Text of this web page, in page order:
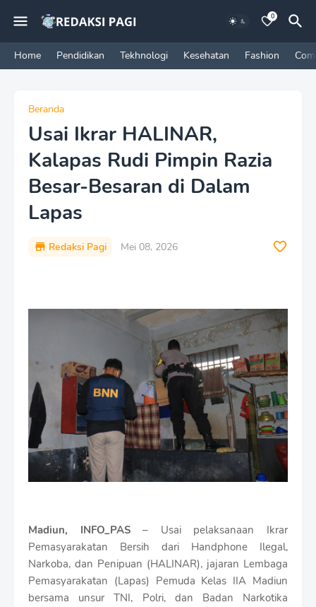
0
Home Pendidikan Tekhnologi Kesehatan Fashion
Beranda
Usai Ikrar HALINAR,
Kalapas Rudi Pimpin Razia
Besar-Besaran di Dalam
Lapas
Redaksi Pagi Mei 08, 2026
Madiun, INFO_PAS– Usai pelaksanaan Ikrar
Pemasyarakatan Bersih dari Handphone Ilegal,
Narkoba, dan Penipuan (HALINAR), jajaran Lembaga
Pemasyarakatan (Lapas) Pemuda Kelas IIA Madiun
bersama unsur TNI, Polri, dan Badan Narkotika
a
u
s
h
a
n
g
n
W
i
t
h